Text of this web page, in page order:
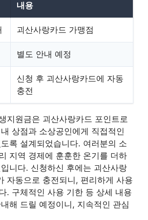
내용
괴산사랑카드 가맹점
별도 안내 예정
신청 후 괴산사랑카드에 자동
충전
지원금은 괴산사랑카드 포인트로
상점과 소상공인에게 직접적인
록 설계되었습니다. 여러분의 소
지역 경제에 훈훈한 온기를 더하
니다. 신청하신 후에는 괴산사랑
자동으로 충전되니, 편리하게 사용
. 구체적인 사용 기한 등 상세 내용
해 드릴 예정이니, 지속적인 관심